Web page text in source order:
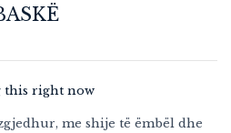
this right now
me shije të ëmbël dhe